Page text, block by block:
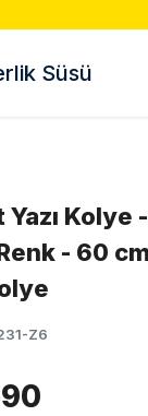
Süsü
Kolye
- 60
Z6